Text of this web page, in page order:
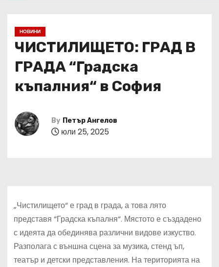
НОВИНИ
ЧИСТИЛИЩЕТО: ГРАД В
ГРАДА “Градска
къпалния“ в София
By Петър Ангелов
юли 25, 2025
„Чистилището“ е град в града, а това лято
представя “Градска къпалня“. Мястото е създадено
с идеята да обединява различни видове изкуство.
Разполага с външна сцена за музика, стенд ъп,
театър и детски представления. На територията на